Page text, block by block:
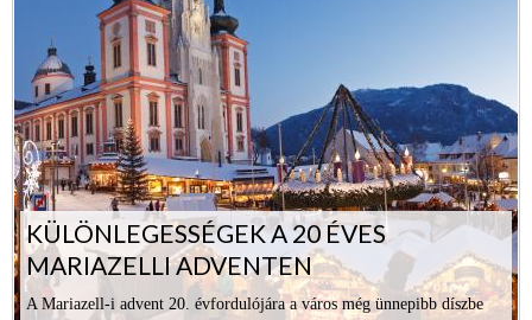
KÜLÖNLEGESSÉGEK A 20 ÉVES
MARIAZELLI ADVENTEN
A Mariazell-i advent 20. évfordulójára a város még ünnepibb díszbe